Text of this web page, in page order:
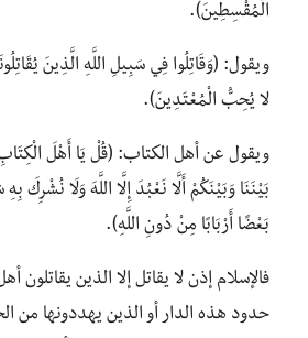
الْمُقْسِطِينَ).
ويقول: (وَقَاتِلُوا فِي سَبِيلِ اللَّهِ الَّذِينَ
لا يُحِبُّ الْمُعْتَدِينَ).
ويقول عن أهل الكتاب: (قُلْ يَا أَهْلَ الْكِتَابِ
بَيْنَنَا وَبَيْنَكُمْ أَلَّا نَعْبُدَ إِلَّا اللَّهَ وَلَا نُشْرِكَ
بَعْضًا أَرْبَابًا مِنْ دُونِ اللَّهِ).
فالإسلام إذن لا يقاتل إلا الذين يقاتلون
حدود هذه الدار أو الذين يهددونها من